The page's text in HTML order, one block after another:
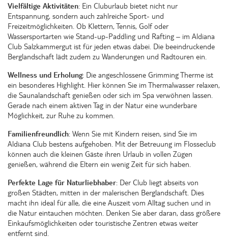
Vielfältige Aktivitäten: Ein Cluburlaub bietet nicht nur
Entspannung, sondern auch zahlreiche Sport- und
Freizeitmöglichkeiten. Ob Klettern, Tennis, Golf oder
Wassersportarten wie Stand-up-Paddling und Rafting – im Aldiana
Club Salzkammergut ist für jeden etwas dabei. Die beeindruckende
Berglandschaft lädt zudem zu Wanderungen und Radtouren ein.
Wellness und Erholung: Die angeschlossene Grimming Therme ist
ein besonderes Highlight. Hier können Sie im Thermalwasser relaxen,
die Saunalandschaft genießen oder sich im Spa verwöhnen lassen.
Gerade nach einem aktiven Tag in der Natur eine wunderbare
Möglichkeit, zur Ruhe zu kommen.
Familienfreundlich: Wenn Sie mit Kindern reisen, sind Sie im
Aldiana Club bestens aufgehoben. Mit der Betreuung im Flosseclub
können auch die kleinen Gäste ihren Urlaub in vollen Zügen
genießen, während die Eltern ein wenig Zeit für sich haben.
Perfekte Lage für Naturliebhaber: Der Club liegt abseits von
großen Städten, mitten in der malerischen Berglandschaft. Dies
macht ihn ideal für alle, die eine Auszeit vom Alltag suchen und in
die Natur eintauchen möchten. Denken Sie aber daran, dass größere
Einkaufsmöglichkeiten oder touristische Zentren etwas weiter
entfernt sind.